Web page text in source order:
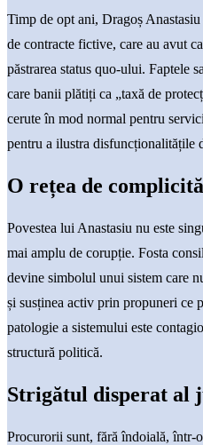
Timp de opt ani, Dragoș
de contracte fictive, care au avut
păstrarea status quo-ului. Faptele
care banii plătiți ca „taxă de
cerute în mod normal pentru
pentru a ilustra disfuncționalitățile
O rețea de
Povestea lui Anastasiu nu este
mai amplu de corupție. Fosta
devine simbolul unui sistem care
și susținea activ prin propuneri ce
patologie a sistemului este
structură politică.
Strigătul disperat al
Procurorii sunt, fără îndoială, într-